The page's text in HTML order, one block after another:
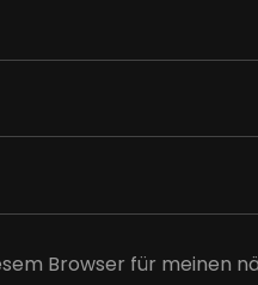
Browser für meinen